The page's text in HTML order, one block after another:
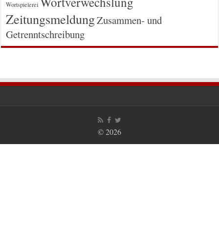
Wortspielerei
ZeitungsmeldungZusammen- und
Getrenntschreibung
© 2026